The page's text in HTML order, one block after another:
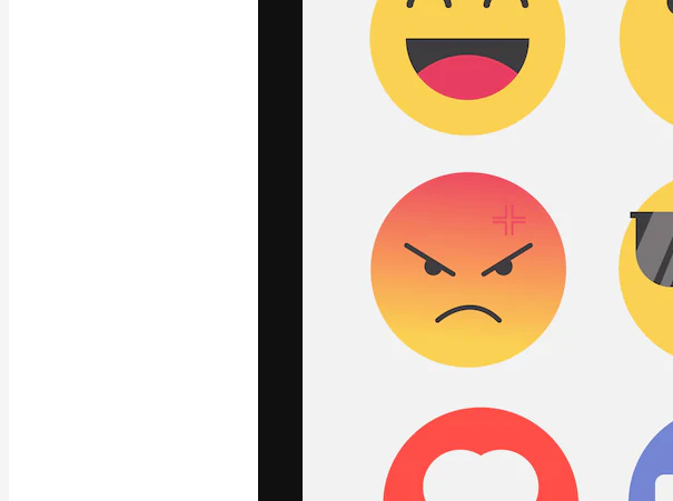
Креативная платформа для создания
ваших лучших работ. Более 1 миллиона
подписчиков среди креаторов,
предприятий, агентств и студий.
Pусский